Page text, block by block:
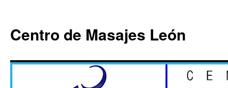
contenido
Centro de Masajes León